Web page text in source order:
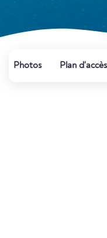
Photos Plan d'accès